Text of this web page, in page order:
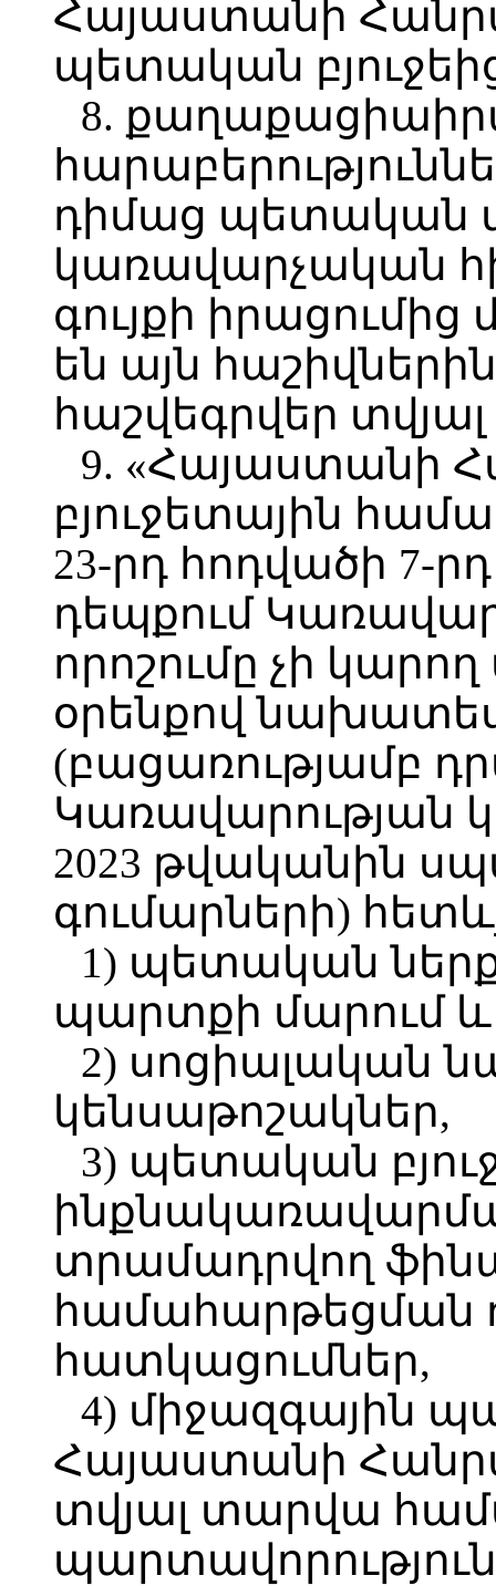
Հայաստանի
պետական
8.
դիմաց պետական
կառավարչական
գույքի իրացումից
են այն
հաշվեգրվեր
9. «Հայաստանի
բյուջետային
23-րդ հոդվածի
դեպքում
որոշումը չի կարող
օրենքով
(բացառությամբ
Կառավարության
2023 թվականին
գումարների)
1) պետական
պարտքի մարում
2) սոցիալական
կենսաթոշակներ,
3) պետական
տրամադրվող
համահարթեցման
հատկացումներ,
4) միջազգային
Հայաստանի
տվյալ տարվա